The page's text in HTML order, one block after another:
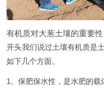
有机质对大葱土壤的重要性
开头我们说过土壤有机质是
如下几个方面。
1、保肥保水性，是水肥的载